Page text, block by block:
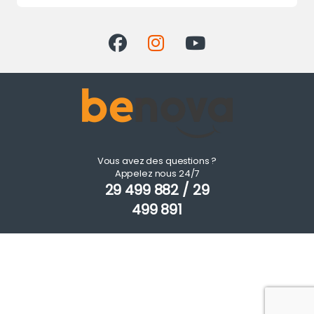
Vous avez des questions ?
Appelez nous 24/7
29 499 882 / 29
499 891